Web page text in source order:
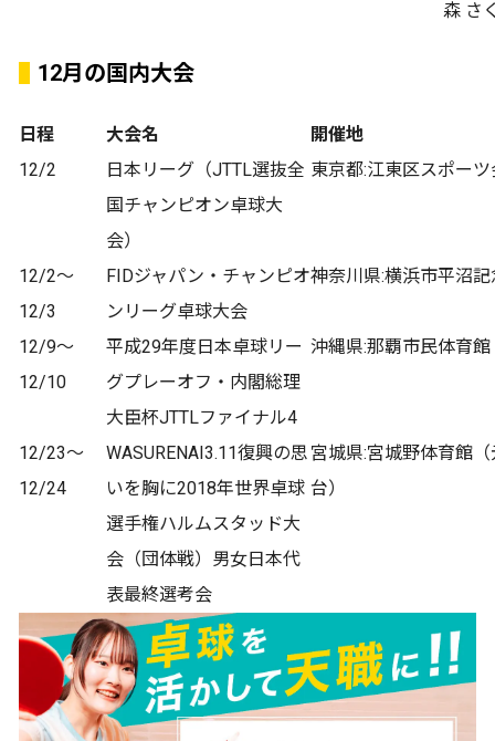
森 さ
12月の国内大会
日程 大会名
開催地
12/2
日本リーグ（JTTL選抜全
国チャンピオン卓球大
会）
東京都:江東区スポーツ
12/2～
12/3
FIDジャパン・チャンピオ
ンリーグ卓球大会
神奈川県:横浜市平沼
12/9～
12/10
平成29年度日本卓球リー
グプレーオフ・内閣総理
大臣杯JTTLファイナル4
沖縄県:那覇市民体育館
12/23～
12/24
WASURENAI3.11復興の思
いを胸に2018年世界卓球
選手権ハルムスタッド大
会（団体戦）男女日本代
表最終選考会
宮城県:宮城野体育館
台）